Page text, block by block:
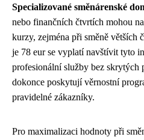
Specializované směnárenské
nebo finančních čtvrtích mohou
kurzy, zejména při směně větších
je 78 eur se vyplatí navštívit tyto
profesionální služby bez skrytých
dokonce poskytují věrnostní
pravidelné zákazníky.
Pro maximalizaci hodnoty při